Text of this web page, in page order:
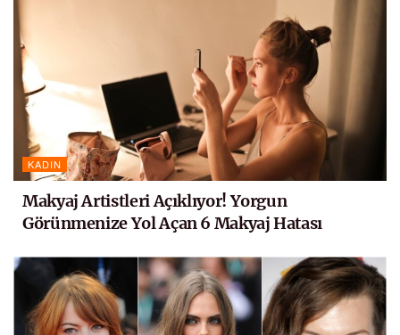
KADIN
Makyaj Artistleri Açıklıyor! Yorgun
Görünmenize Yol Açan 6 Makyaj Hatası